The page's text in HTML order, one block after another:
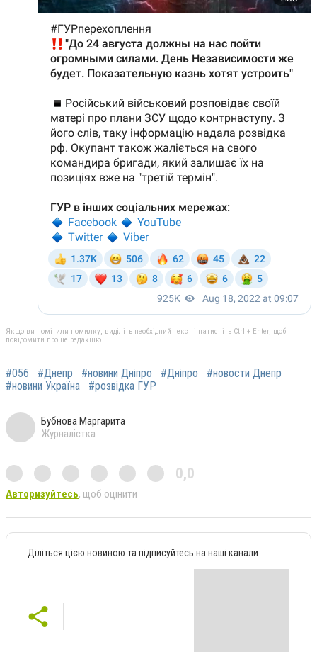
Якщо ви помітили помилку, виділіть необхідний текст і натисніть Ctrl + Enter, щоб
повідомити про це редакцію
#056 #Днепр #новини Дніпро #Дніпро
#новости Днепр
#новини Україна
#розвідка ГУР
Бубнова Маргарита
Журналістка
0,0
Авторизуйтесь, щоб оцінити
Діліться цією новиною та підписуйтесь на наші канали